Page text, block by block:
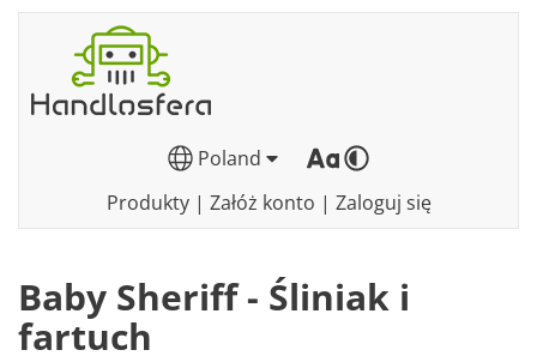
Poland
Produkty| Załóż konto | Zaloguj się
Baby Sheriff - Śliniak i
fartuch